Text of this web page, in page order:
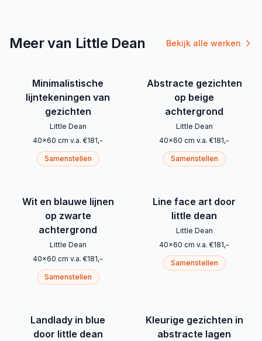
Meer van Little Dean Bekijk alle werken
Minimalistische
lijntekeningen van
gezichten
Little Dean
40x60 cm v.a. €181,-
Samenstellen
Abstracte gezichten
op beige
achtergrond
Little Dean
40x60 cm v.a. €181,-
Samenstellen
Wit en blauwe lijnen
op zwarte
achtergrond
Little Dean
40x60 cm v.a. €181,-
Samenstellen
Line face art door
little dean
Little Dean
40x60 cm v.a. €181,-
Samenstellen
Landlady in blue
door little dean
Kleurige gezichten in
abstracte lagen